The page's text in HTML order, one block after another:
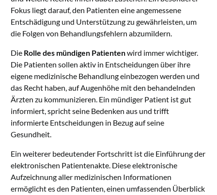
Fokus liegt darauf, den Patienten eine angemessene
Entschädigung und Unterstützung zu gewährleisten, um
die Folgen von Behandlungsfehlern abzumildern.
Die Rolle des mündigen Patientenwird immer wichtiger.
Die Patienten sollen aktiv in Entscheidungen über ihre
eigene medizinische Behandlung einbezogen werden und
das Recht haben, auf Augenhöhe mit den behandelnden
Ärzten zu kommunizieren. Ein mündiger Patient ist gut
informiert, spricht seine Bedenken aus und trifft
informierte Entscheidungen in Bezug auf seine
Gesundheit.
Ein weiterer bedeutender Fortschritt ist die Einführung der
elektronischen Patientenakte. Diese elektronische
Aufzeichnung aller medizinischen Informationen
ermöglicht es den Patienten, einen umfassenden Überblick